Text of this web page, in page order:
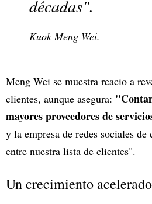
décadas".
Kuok Meng Wei.
Meng Wei se muestra reacio a
clientes, aunque asegura:
mayores proveedores de
y la empresa de redes sociales
entre nuestra lista de clientes".
Un crecimiento acelerado